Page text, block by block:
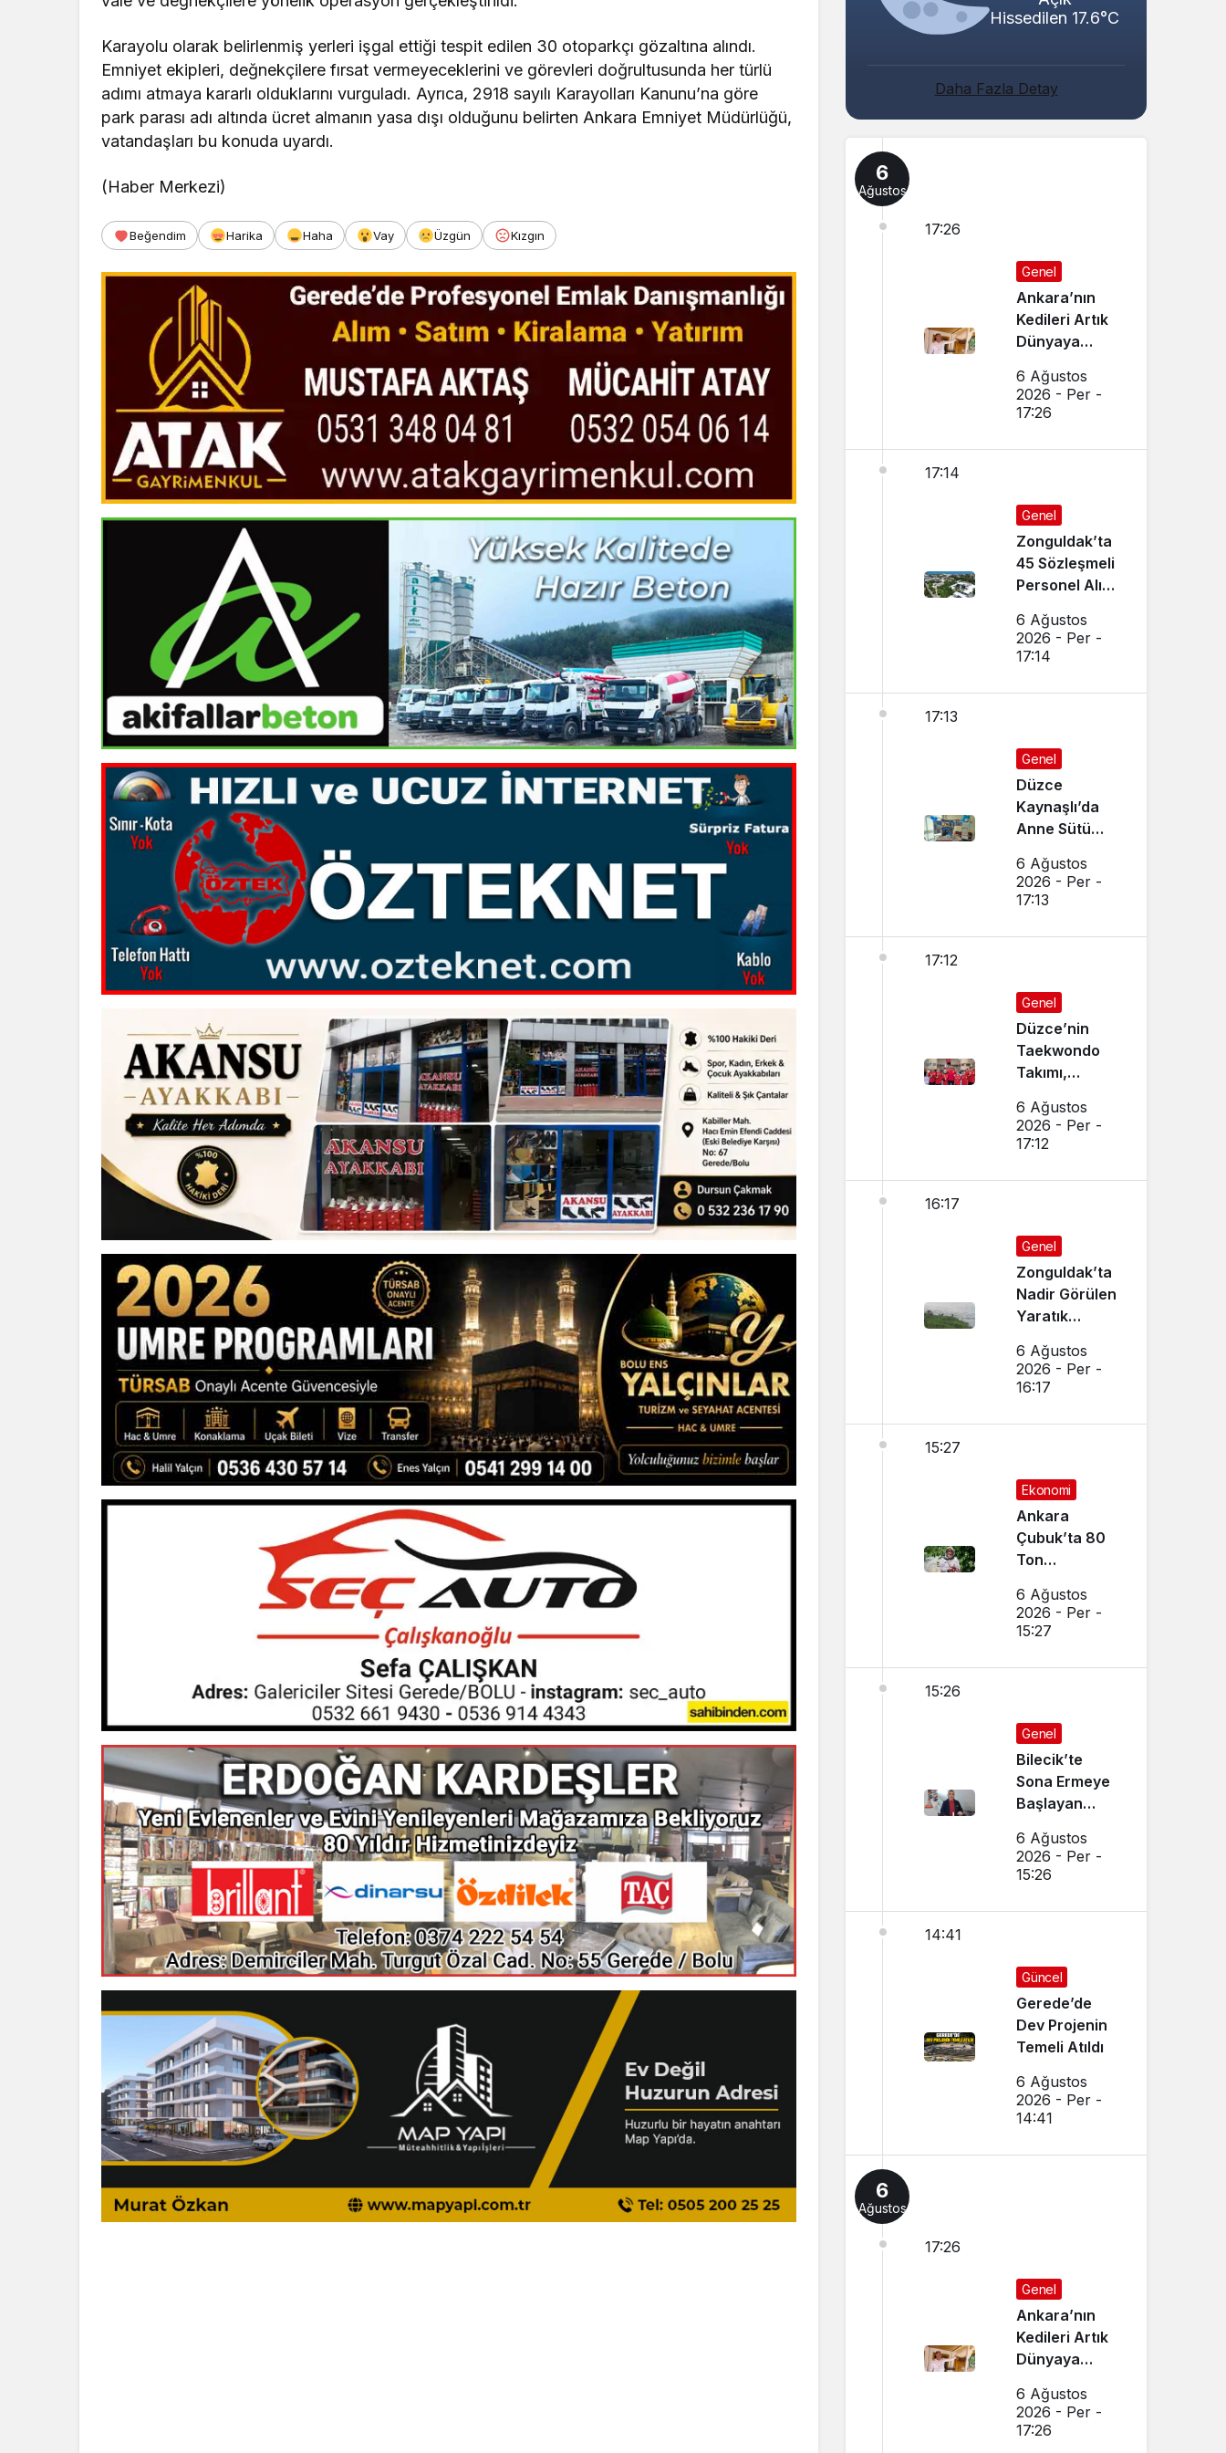
Karayolu olarak belirlenmiş yerleri işgal ettiği tespit edilen 30 otoparkçı gözaltına alındı.
Emniyet ekipleri, değnekçilere fırsat vermeyeceklerini ve görevleri doğrultusunda her türlü
adımı atmaya kararlı olduklarını vurguladı. Ayrıca, 2918 sayılı Karayolları Kanunu’na göre
park parası adı altında ücret almanın yasa dışı olduğunu belirten Ankara Emniyet Müdürlüğü,
vatandaşları bu konuda uyardı.
(Haber Merkezi)
Beğendim Harika Haha Vay Üzgün Kızgın
Hissedilen 17.6°C
Daha Fazla Detay
6
Ağustos
17:26
Genel
Ankara’nın
Kedileri Artık
Dünyaya
Tanıtılıyor
6 Ağustos
2026 - Per -
17:26
17:14
Genel
Zonguldak’ta
45 Sözleşmeli
Personel Alımı
6 Ağustos
2026 - Per -
17:14
17:13
Genel
Düzce
Kaynaşlı’da
Anne Sütü
İçin Etkinlik
Düzenlendi
6 Ağustos
2026 - Per -
17:13
17:12
Genel
Düzce’nin
Taekwondo
Takımı,
Başarı
Sağladı
6 Ağustos
2026 - Per -
17:12
16:17
Genel
Zonguldak’ta
Nadir Görülen
Yaratık
6 Ağustos
2026 - Per -
16:17
15:27
Ekonomi
Ankara
Çubuk’ta 80
Ton
6 Ağustos
2026 - Per -
15:27
15:26
Genel
Bilecik’te
Sona Ermeye
Başlayan
Sürdürüyor
6 Ağustos
2026 - Per -
15:26
14:41
Güncel
Gerede’de
Dev Projenin
Temeli Atıldı
6 Ağustos
2026 - Per -
14:41
6
Ağustos
17:26
Genel
Ankara’nın
Kedileri Artık
Dünyaya
Tanıtılıyor
6 Ağustos
2026 - Per -
17:26